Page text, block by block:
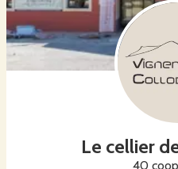
Le cellier
40